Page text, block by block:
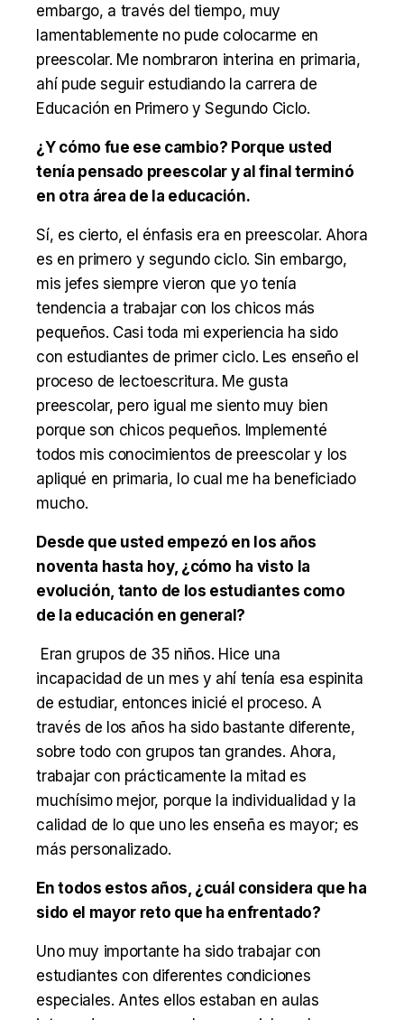
embargo, a través del tiempo, muy
lamentablemente no pude colocarme en
preescolar. Me nombraron interina en primaria,
ahí pude seguir estudiando la carrera de
Educación en Primero y Segundo Ciclo.
¿Y cómo fue ese cambio? Porque usted
tenía pensado preescolar y al final terminó
en otra área de la educación.
Sí, es cierto, el énfasis era en preescolar. Ahora
es en primero y segundo ciclo. Sin embargo,
mis jefes siempre vieron que yo tenía
tendencia a trabajar con los chicos más
pequeños. Casi toda mi experiencia ha sido
con estudiantes de primer ciclo. Les enseño el
proceso de lectoescritura. Me gusta
preescolar, pero igual me siento muy bien
porque son chicos pequeños. Implementé
todos mis conocimientos de preescolar y los
apliqué en primaria, lo cual me ha beneficiado
mucho.
Desde que usted empezó en los años
noventa hasta hoy, ¿cómo ha visto la
evolución, tanto de los estudiantes como
de la educación en general?
Eran grupos de 35 niños. Hice una
incapacidad de un mes y ahí tenía esa espinita
de estudiar, entonces inicié el proceso. A
través de los años ha sido bastante diferente,
sobre todo con grupos tan grandes. Ahora,
trabajar con prácticamente la mitad es
muchísimo mejor, porque la individualidad y la
calidad de lo que uno les enseña es mayor; es
más personalizado.
En todos estos años, ¿cuál considera que ha
sido el mayor reto que ha enfrentado?
Uno muy importante ha sido trabajar con
estudiantes con diferentes condiciones
especiales. Antes ellos estaban en aulas